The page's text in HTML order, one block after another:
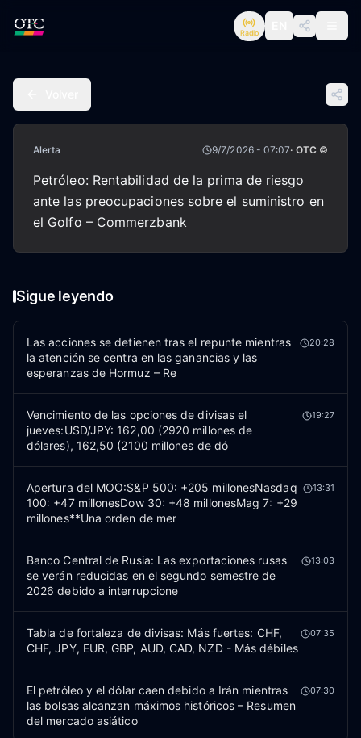
Radio
Alerta 9/7/2026 - 07:07· OTC ©
Petróleo: Rentabilidad de la prima de riesgo
ante las preocupaciones sobre el suministro en
el Golfo – Commerzbank
Sigue leyendo
Las acciones se detienen tras el repunte mientras
la atención se centra en las ganancias y las
esperanzas de Hormuz – Re
20:28
Vencimiento de las opciones de divisas el
jueves:USD/JPY: 162,00 (2920 millones de
dólares), 162,50 (2100 millones de dó
19:27
Apertura del MOO:S&P 500: +205 millonesNasdaq
100: +47 millonesDow 30: +48 millonesMag 7: +29
millones**Una orden de mer
13:31
Banco Central de Rusia: Las exportaciones rusas
se verán reducidas en el segundo semestre de
2026 debido a interrupcione
13:03
Tabla de fortaleza de divisas: Más fuertes: CHF,
CHF, JPY, EUR, GBP, AUD, CAD, NZD - Más débiles
07:35
El petróleo y el dólar caen debido a Irán mientras
las bolsas alcanzan máximos históricos – Resumen
del mercado asiático
07:30